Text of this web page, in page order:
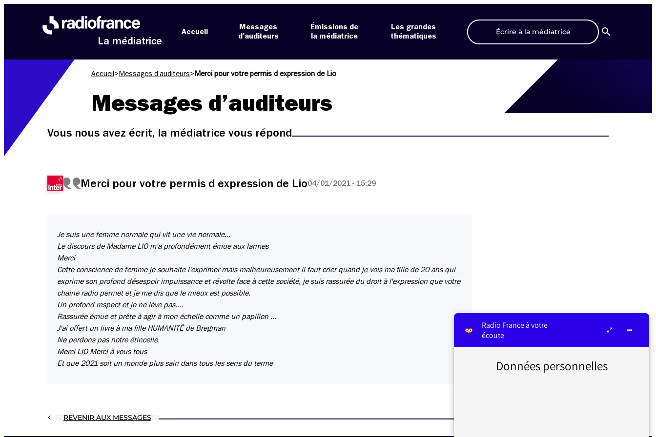
La médiatrice
Accueil
Messages
d’auditeurs
Émissions de
la médiatrice
Les grandes
thématiques
Écrire à la médiatrice
Recherche
Accueil > Messages d’auditeurs> Merci pour votre permis d expression de Lio
Messages d’auditeurs
Vous nous avez écrit, la médiatrice vous répond
Merci pour votre permis d expression de Lio04/01/2021 - 15:29
Je suis une femme normale qui vit une vie normale...
Le discours de Madame LIO m'a profondément émue aux larmes
Merci
Cette conscience de femme je souhaite l'exprimer mais malheureusement il faut crier quand je vois ma fille de 20 ans qui
exprime son profond désespoir impuissance et révolte face à cette société, je suis rassurée du droit à l'expression que votre
chaine radio permet et je me dis que le mieux est possible.
Un profond respect et je ne lève pas....
Rassurée émue et prête à agir à mon échelle comme un papillon ...
J'ai offert un livre à ma fille HUMANITÉ de Bregman
Ne perdons pas notre étincelle
Merci LIO Merci à vous tous
Et que 2021 soit un monde plus sain dans tous les sens du terme
REVENIR AUX MESSAGES
Radio France à votre
écoute
Données personnelles